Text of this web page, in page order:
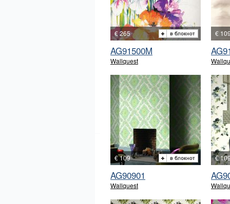
€ 265
AG91500M
Wallquest
€
€ 109
AG90901
Wallquest
€